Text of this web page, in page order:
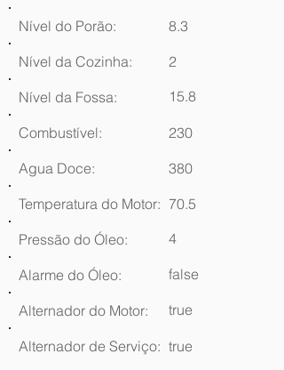
Nível do Porão:
8.3
Nível da Cozinha:
2
Nível da Fossa:
15.8
Combustível:
230
Agua Doce:
380
Temperatura do Motor: 70.5
Pressão do Óleo:
4
Alarme do Óleo: false
Alternador do Motor: true
Alternador de Serviço: true